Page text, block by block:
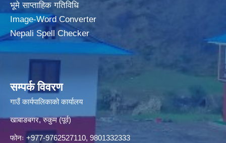
भूमे साप्ताहिक गतिविधि
Image-Word Converter
Nepali Spell Checker
सम्पर्क विवरण
गाउँ कार्यपालिकाको कार्यालय
खाबाङबगर, रुकुम (पूर्व)
फोनः +977-9762527110, 9801332333